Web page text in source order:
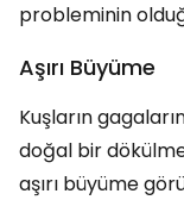
probleminin
Aşırı Büyüme
Kuşların
doğal bir
aşırı büyüme